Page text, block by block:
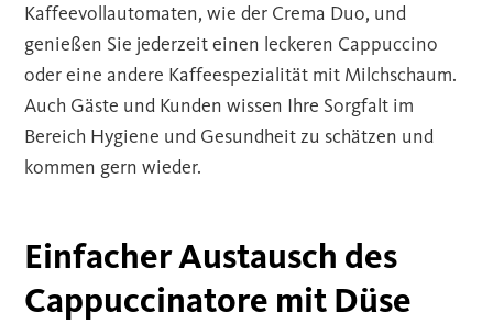
Kaffeevollautomaten, wie der Crema Duo, und
genießen Sie jederzeit einen leckeren Cappuccino
oder eine andere Kaffeespezialität mit Milchschaum.
Auch Gäste und Kunden wissen Ihre Sorgfalt im
Bereich Hygiene und Gesundheit zu schätzen und
kommen gern wieder.
Einfacher Austausch des
Cappuccinatore mit Düse